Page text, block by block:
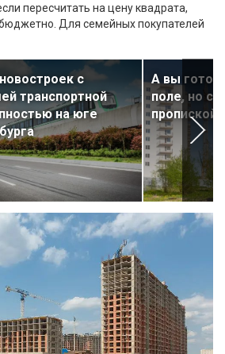
пересчитать на цену квадрата,
Для семейных покупателей
с
транспортной
на юге
А вы
поле, но с
пропиской?